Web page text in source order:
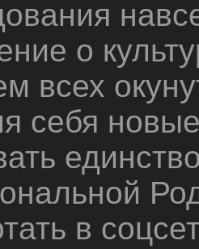
о
всех
себя
в